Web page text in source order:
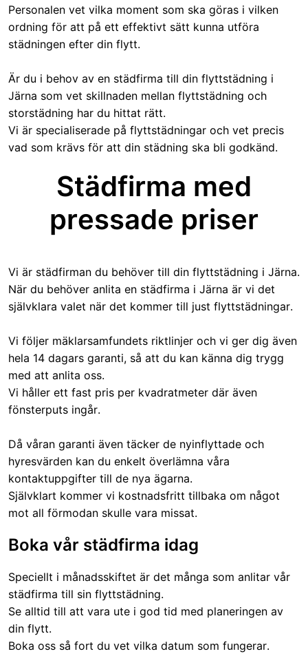
Personalen vet vilka moment som ska göras i vilken
ordning för att på ett effektivt sätt kunna utföra
städningen efter din flytt.
Är du i behov av en städfirma till din flyttstädning i
Järna som vet skillnaden mellan flyttstädning och
storstädning har du hittat rätt.
Vi är specialiserade på flyttstädningar och vet precis
vad som krävs för att din städning ska bli godkänd.
Städfirma med
pressade priser
Vi är städfirman du behöver till din flyttstädning i Järna.
När du behöver anlita en städfirma i Järna är vi det
självklara valet när det kommer till just flyttstädningar.
Vi följer mäklarsamfundets riktlinjer och vi ger dig även
hela 14 dagars garanti, så att du kan känna dig trygg
med att anlita oss.
Vi håller ett fast pris per kvadratmeter där även
fönsterputs ingår.
Då våran garanti även täcker de nyinflyttade och
hyresvärden kan du enkelt överlämna våra
kontaktuppgifter till de nya ägarna.
Självklart kommer vi kostnadsfritt tillbaka om något
mot all förmodan skulle vara missat.
Boka vår städfirma idag
Speciellt i månadsskiftet är det många som anlitar vår
städfirma till sin flyttstädning.
Se alltid till att vara ute i god tid med planeringen av
din flytt.
Boka oss så fort du vet vilka datum som fungerar.